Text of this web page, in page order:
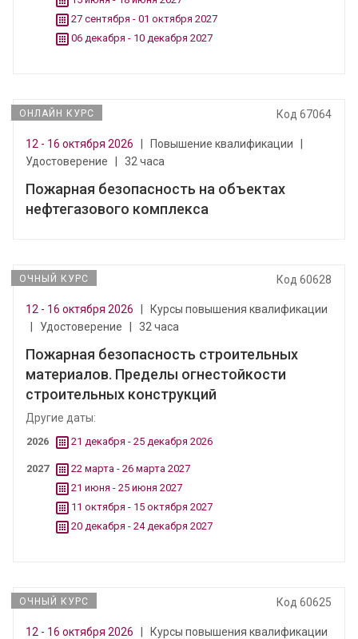
27 сентября - 01 октября 2027
06 декабря - 10 декабря 2027
ОНЛАЙН КУРС Код 67064
12 - 16 октября 2026 Повышение квалификации
Удостоверение
32 часа
Пожарная безопасность на объектах
нефтегазового комплекса
ОЧНЫЙ КУРС Код 60628
12 - 16 октября 2026
Курсы повышения квалификации
Удостоверение 32 часа
Пожарная безопасность строительных
материалов. Пределы огнестойкости
строительных конструкций
Другие даты:
2026 21 декабря - 25 декабря 2026
2027
22 марта - 26 марта 2027
21 июня - 25 июня 2027
11 октября - 15 октября 2027
20 декабря - 24 декабря 2027
ОЧНЫЙ КУРС Код 60625
12 - 16 октября 2026
Курсы повышения квалификации